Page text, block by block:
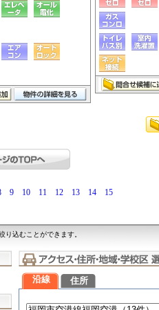
9 10 11 12 13 14 15
込むことができます。
沿線 住所